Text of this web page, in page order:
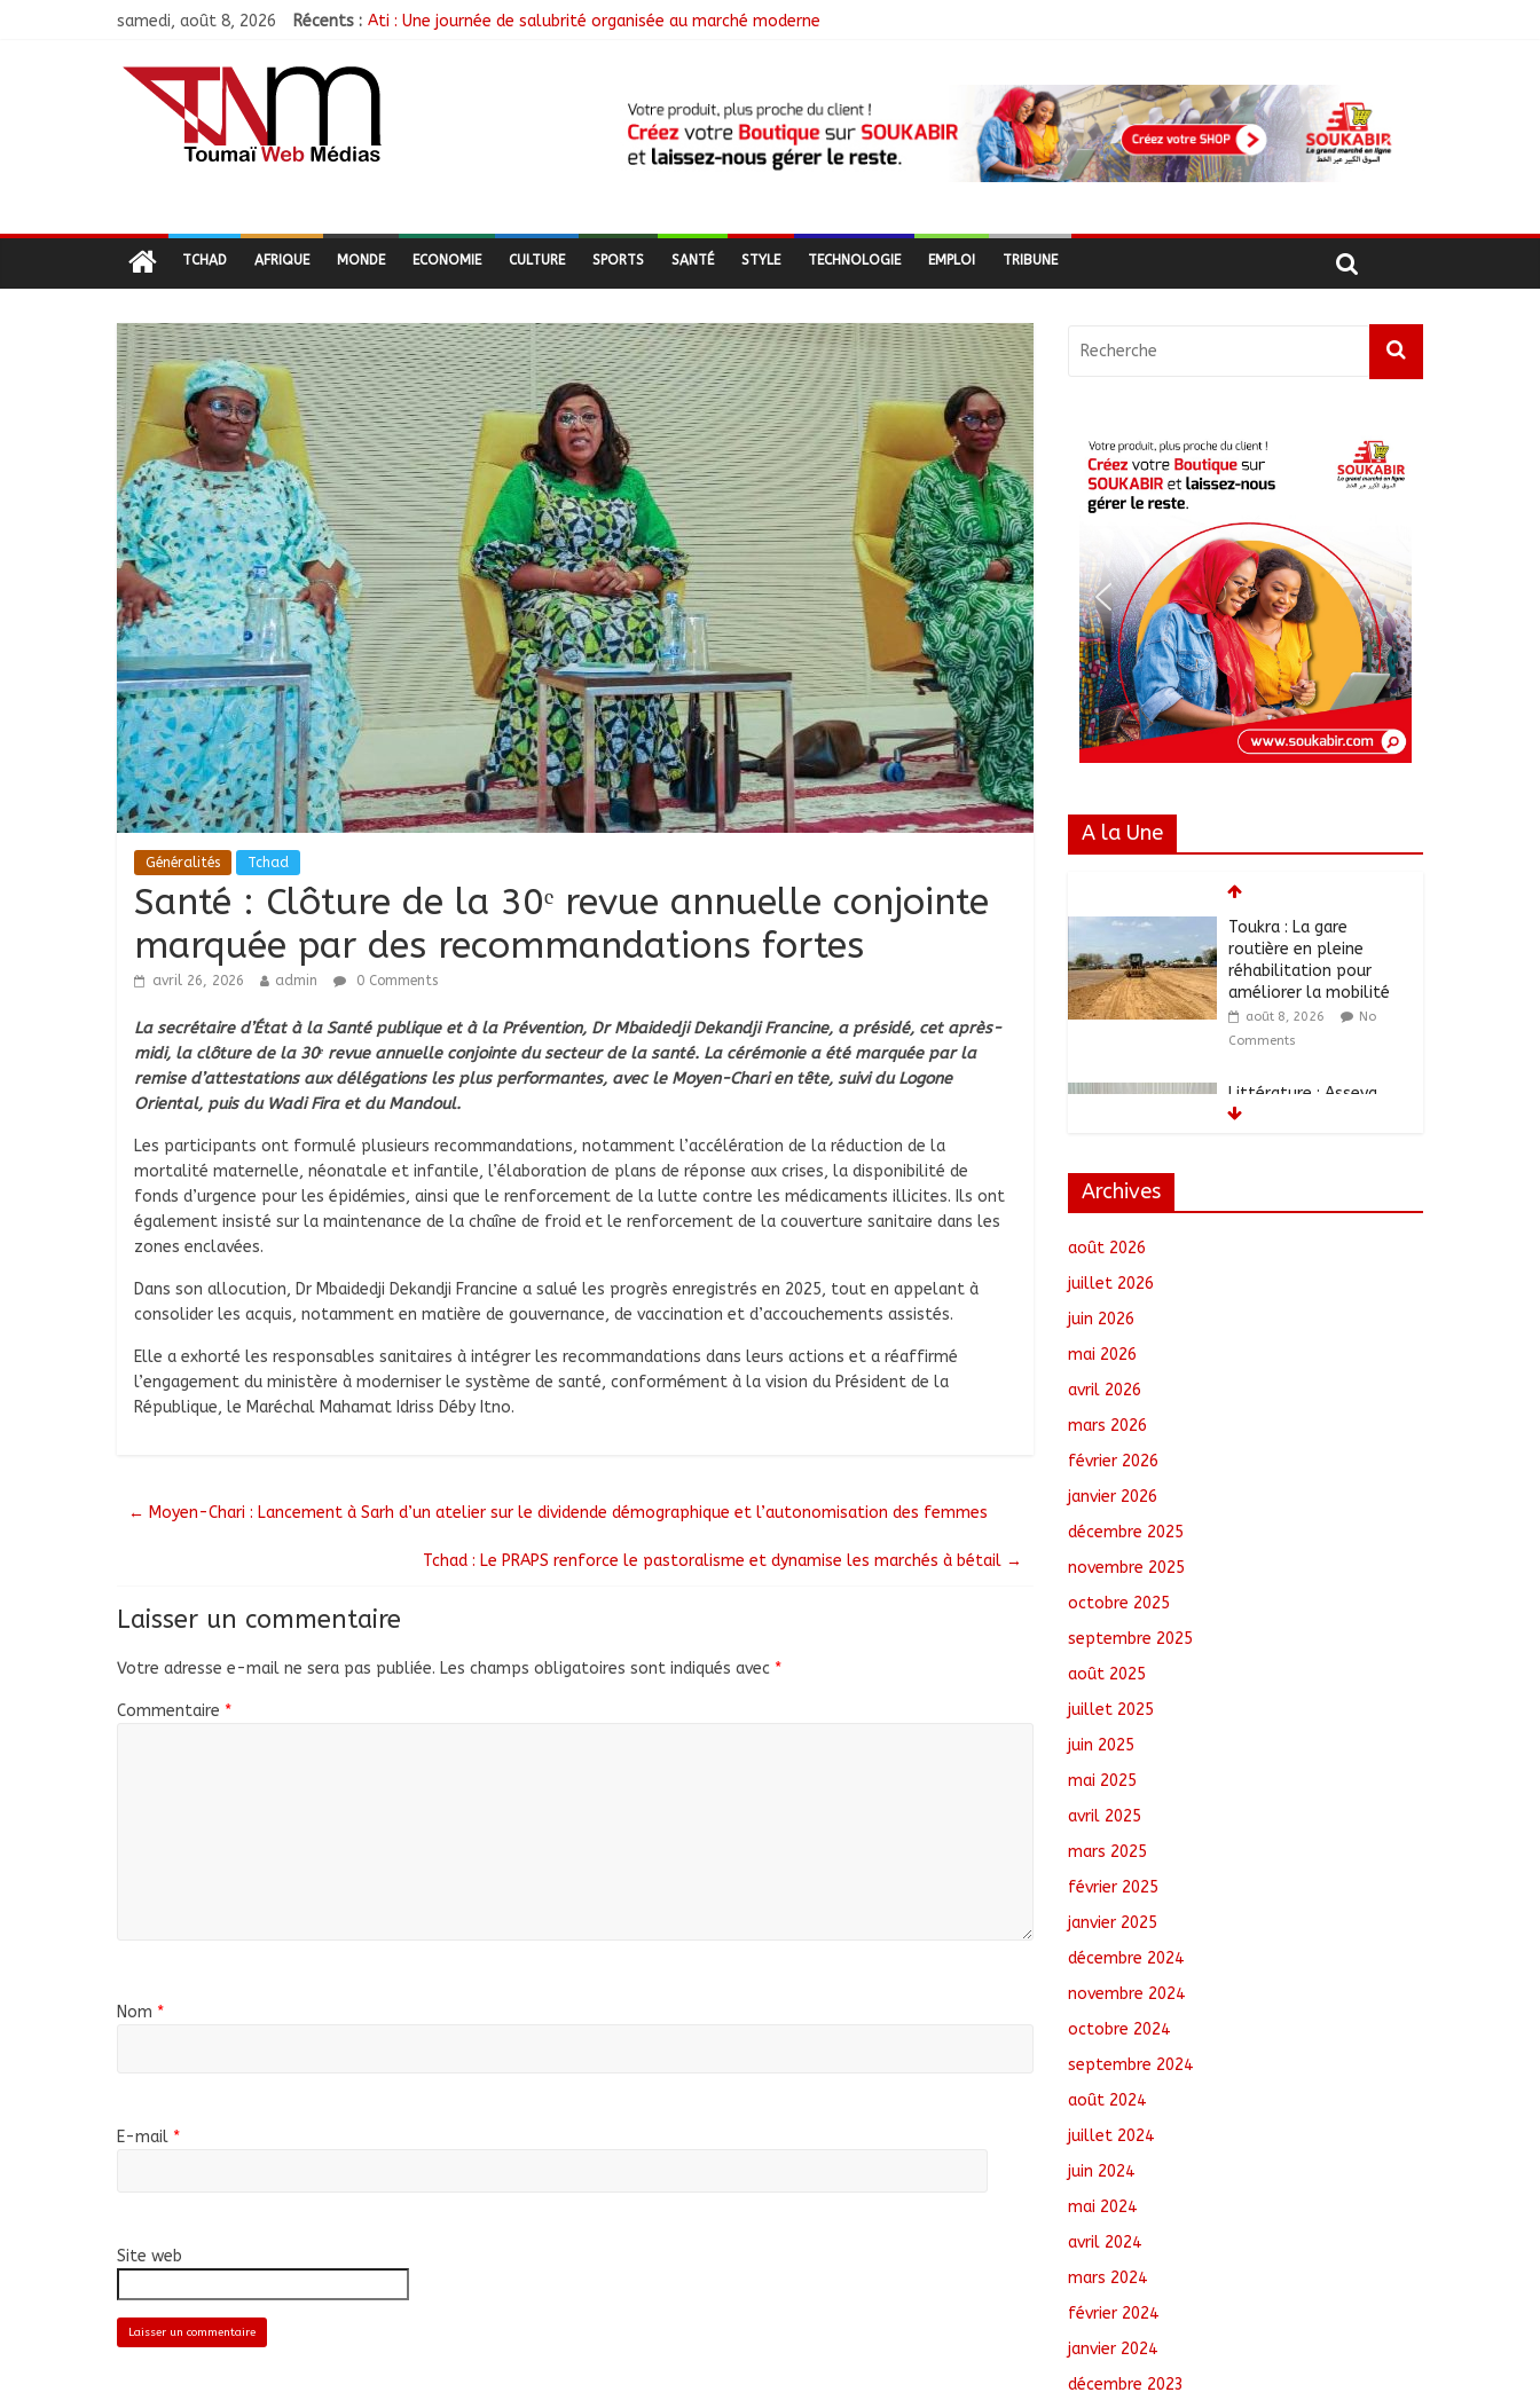
samedi, août 8, 2026 Récents : Ati : Une journée de salubrité organisée au marché moderne
Littérature : Asseya Youssouf Wore dédicace son premier roman « Sous la lumière de ma foi »
Tchad : 18 jeunes rendent une visite dans une entreprise spécialisée en mécanique grâce au projet « Tadrib & Khidmè »
TCHAD/FMM/CBLT : Le Général Brahim Oki Dagache devient commandant en second
TCHAD AFRIQUE MONDE ECONOMIE CULTURE SPORTS SANTÉ STYLE TECHNOLOGIE EMPLOI TRIBUNE
Généralités Tchad
Santé : Clôture de la 30ᵉ revue annuelle conjointe
marquée par des recommandations fortes
avril 26, 2026 admin 0 Comments
La secrétaire d’État à la Santé publique et à la Prévention, Dr Mbaidedji Dekandji Francine, a présidé, cet après-
midi, la clôture de la 30ᵉ revue annuelle conjointe du secteur de la santé. La cérémonie a été marquée par la
remise d’attestations aux délégations les plus performantes, avec le Moyen-Chari en tête, suivi du Logone
Oriental, puis du Wadi Fira et du Mandoul.
Les participants ont formulé plusieurs recommandations, notamment l’accélération de la réduction de la
mortalité maternelle, néonatale et infantile, l’élaboration de plans de réponse aux crises, la disponibilité de
fonds d’urgence pour les épidémies, ainsi que le renforcement de la lutte contre les médicaments illicites. Ils ont
également insisté sur la maintenance de la chaîne de froid et le renforcement de la couverture sanitaire dans les
zones enclavées.
Dans son allocution, Dr Mbaidedji Dekandji Francine a salué les progrès enregistrés en 2025, tout en appelant à
consolider les acquis, notamment en matière de gouvernance, de vaccination et d’accouchements assistés.
Elle a exhorté les responsables sanitaires à intégrer les recommandations dans leurs actions et a réaffirmé
l’engagement du ministère à moderniser le système de santé, conformément à la vision du Président de la
République, le Maréchal Mahamat Idriss Déby Itno.
← Moyen-Chari : Lancement à Sarh d’un atelier sur le dividende démographique et l’autonomisation des femmes
Tchad : Le PRAPS renforce le pastoralisme et dynamise les marchés à bétail →
Laisser un commentaire
Votre adresse e-mail ne sera pas publiée. Les champs obligatoires sont indiqués avec *
Commentaire *
Nom *
E-mail *
Site web
A la Une
Toukra : La gare
routière en pleine
réhabilitation pour
améliorer la mobilité
août 8, 2026
No
Comments
Littérature : Asseya
Youssouf Wore
août 7, 2026
août 7, 2026
Archives
août 2026
juillet 2026
juin 2026
mai 2026
avril 2026
mars 2026
février 2026
janvier 2026
décembre 2025
novembre 2025
octobre 2025
septembre 2025
août 2025
juillet 2025
juin 2025
mai 2025
avril 2025
mars 2025
février 2025
janvier 2025
décembre 2024
novembre 2024
octobre 2024
septembre 2024
août 2024
juillet 2024
juin 2024
mai 2024
avril 2024
mars 2024
février 2024
janvier 2024
décembre 2023